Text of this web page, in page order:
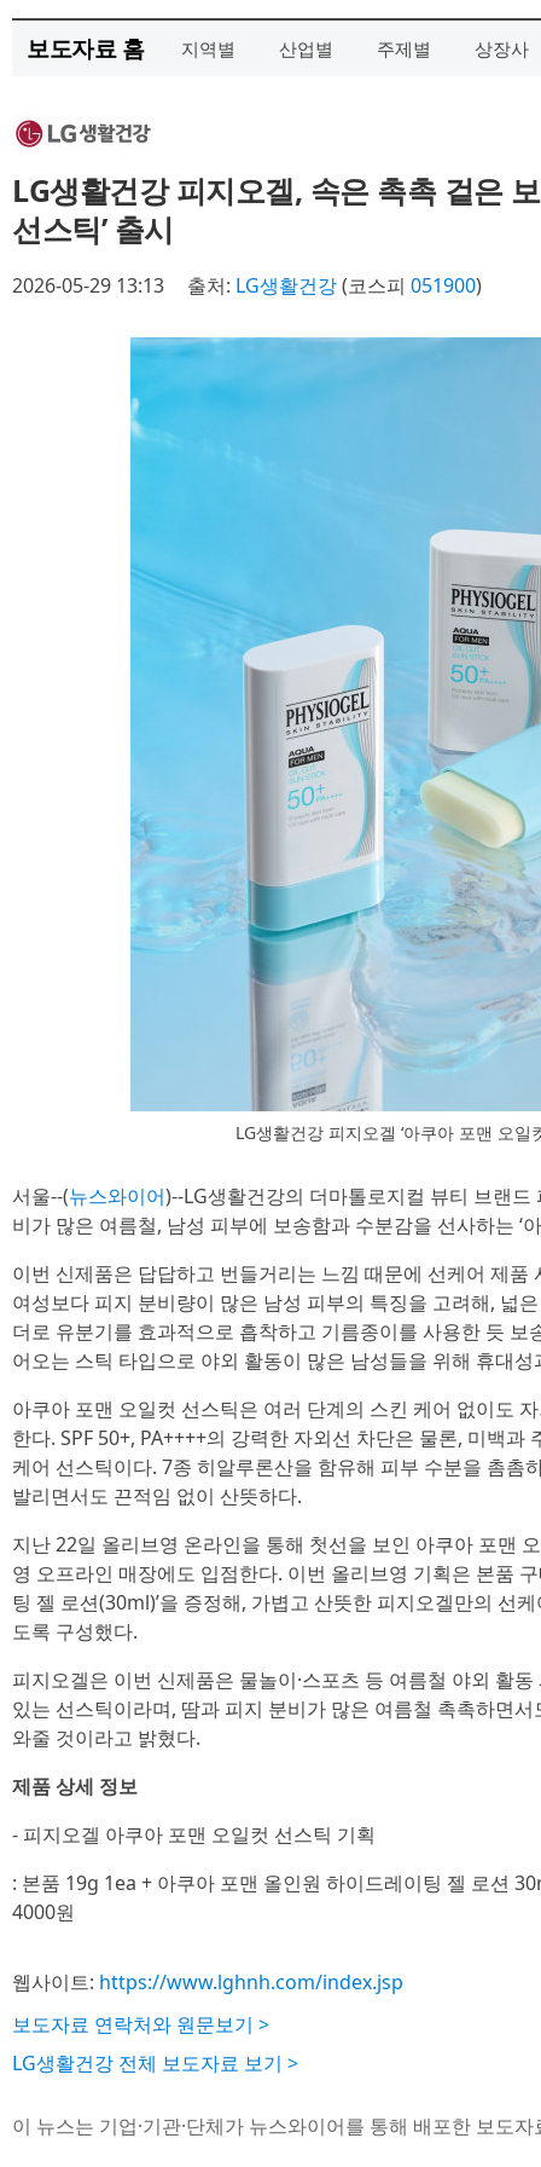
보도자료 홈 지역별 산업별 주제별 상장사
LG생활건강 피지오겔, 속은 촉촉 겉은
선스틱’ 출시
2026-05-29 13:13 출처: LG생활건강(코스피 051900)
LG생활건강 피지오겔 ‘아쿠아 포맨 오일
서울--(뉴스와이어)--LG생활건강의 더마톨로지컬 뷰티 브랜드
비가 많은 여름철, 남성 피부에 보송함과 수분감을 선사하는 ‘
이번 신제품은 답답하고 번들거리는 느낌 때문에 선케어 제
여성보다 피지 분비량이 많은 남성 피부의 특징을 고려해, 넓
더로 유분기를 효과적으로 흡착하고 기름종이를 사용한 듯 보
어오는 스틱 타입으로 야외 활동이 많은 남성들을 위해 휴대
아쿠아 포맨 오일컷 선스틱은 여러 단계의 스킨 케어 없이도
한다. SPF 50+, PA++++의 강력한 자외선 차단은 물론, 미백
케어 선스틱이다. 7종 히알루론산을 함유해 피부 수분을 촘촘
발리면서도 끈적임 없이 산뜻하다.
지난 22일 올리브영 온라인을 통해 첫선을 보인 아쿠아 포맨
영 오프라인 매장에도 입점한다. 이번 올리브영 기획은 본품
팅 젤 로션(30ml)’을 증정해, 가볍고 산뜻한 피지오겔만의 선
도록 구성했다.
피지오겔은 이번 신제품은 물놀이·스포츠 등 여름철 야외 활
있는 선스틱이라며, 땀과 피지 분비가 많은 여름철 촉촉하면
와줄 것이라고 밝혔다.
제품 상세 정보
- 피지오겔 아쿠아 포맨 오일컷 선스틱 기획
: 본품 19g 1ea + 아쿠아 포맨 올인원 하이드레이팅 젤 로션
4000원
웹사이트: https://www.lghnh.com/index.jsp
보도자료 연락처와 원문보기 >
LG생활건강 전체 보도자료 보기 >
이 뉴스는 기업·기관·단체가 뉴스와이어를 통해 배포한 보도